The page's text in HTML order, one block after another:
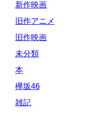
新作映画
旧作アニメ
旧作映画
未分類
本
欅坂46
雑記